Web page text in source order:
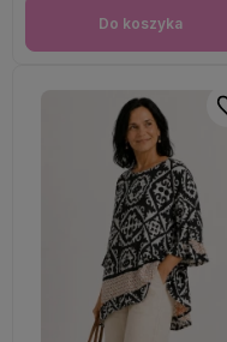
Do koszyka